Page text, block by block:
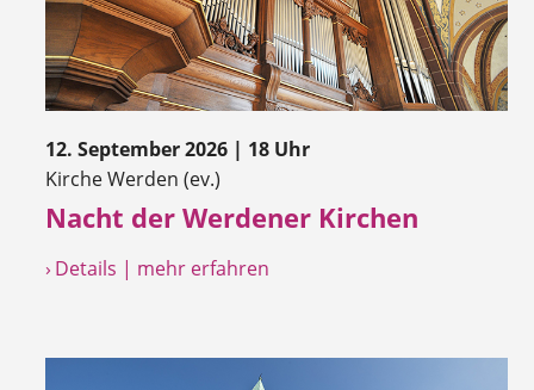
12. September 2026 | 18 Uhr
Kirche Werden (ev.)
Nacht der Werdener Kirchen
› Details | mehr erfahren